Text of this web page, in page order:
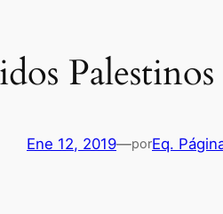
Ene 12, 2019—porEq.